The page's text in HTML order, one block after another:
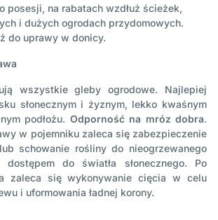
posesji, na rabatach wzdłuż ścieżek,
i dużych ogrodach przydomowych.
do uprawy w donicy.
wszystkie gleby ogrodowe. Najlepiej
słonecznym i żyznym, lekko kwaśnym
podłożu. Odporność na mróz dobra.
w pojemniku zaleca się zabezpieczenie
schowanie rośliny do nieogrzewanego
dostępem do światła słonecznego. Po
zaleca się wykonywanie cięcia w celu
i uformowania ładnej korony.